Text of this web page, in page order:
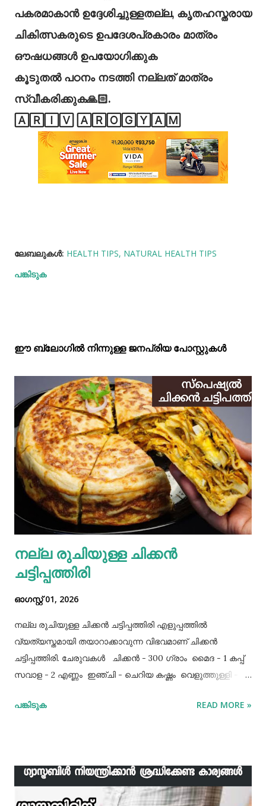
പകരമാകാൻ ഉദ്ദേശിച്ചുള്ളതല്ല, കൃതഹസ്തരായ
ചികിത്സകരുടെ ഉപദേശപ്രകാരം മാത്രം
ഔഷധങ്ങൾ ഉപയോഗിക്കുക
കൂടുതൽ പഠനം നടത്തി നല്ലത് മാത്രം
സ്വീകരിക്കുക🙏🏻.
🄰🅁🄸🅅 🄰🅁🄾🄶🅈🄰🄼
ലേബലുകള്‍: HEALTH TIPS NATURAL HEALTH TIPS
പങ്കിടുക
ഈ ബ്ലോഗിൽ നിന്നുള്ള ജനപ്രിയ പോസ്റ്റുകള്‍‌
നല്ല രുചിയുള്ള ചിക്കൻ
ചട്ടിപ്പത്തിരി
ഓഗസ്റ്റ് 01, 2026
നല്ല രുചിയുള്ള ചിക്കൻ ചട്ടിപ്പത്തിരി എളുപ്പത്തിൽ
വ്യത്യസ്തമായി തയാറാക്കാവുന്ന വിഭവമാണ് ചിക്കൻ
ചട്ടിപ്പത്തിരി. ചേരുവകൾ ചിക്കൻ - 300 ഗ്രാം മൈദ - 1 കപ്പ്‌
സവാള - 2 എണ്ണം ഇഞ്ചി - ചെറിയ കഷ്ണം വെളുത്തുള്ളി - 5
വിധം ചിക്കൻ കുറച്ച് ഉപ്പും കുരുമുളകുപൊടിയും
ഇഞ്ചി വെളുത്തുള്ളി, സവാള എന്നിവ ചേർത്ത് വഴറ്റാം.
ഇതിൽ പൊടികളെല്ലാം ചേർത്ത് ചൂടാക്കിയശേഷം വേവിച്ച്
പങ്കിടുക READ MORE »